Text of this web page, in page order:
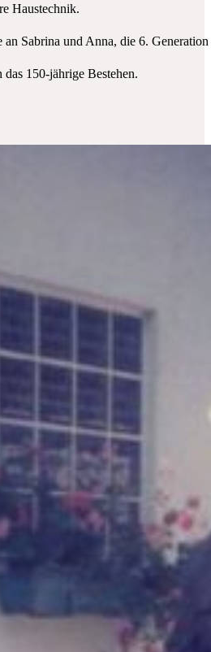
Haustechnik.
Sabrina und Anna, die 6.
150-jährige Bestehen.